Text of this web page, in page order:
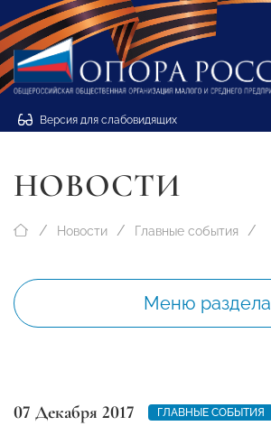
Версия для слабовидящих
НОВОСТИ
Новости Главные события
Меню раздела
07 Декабря 2017 ГЛАВНЫЕ СОБЫТИЯ